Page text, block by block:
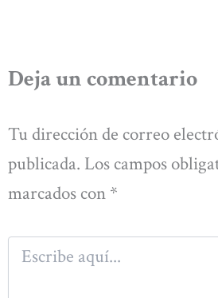
Deja un comentario
Tu dirección de correo
publicada. Los campos
marcados con *
Escribe
aquí...